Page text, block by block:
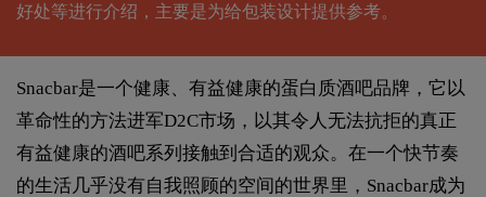
好处等进行介绍，主要是为给包装设计提供参考。
Snacbar是一个健康、有益健康的蛋白质酒吧品牌，它以
革命性的方法进军D2C市场，以其令人无法抗拒的真正
有益健康的酒吧系列接触到合适的观众。在一个快节奏
的生活几乎没有自我照顾的空间的世界里，Snacbar成为